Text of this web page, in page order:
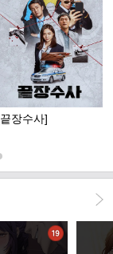
장수사]